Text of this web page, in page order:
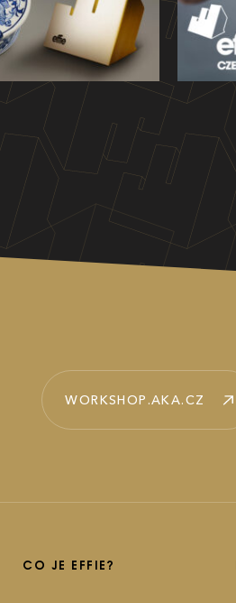
WORKSHOP.AKA.CZ
CO JE EFFIE?